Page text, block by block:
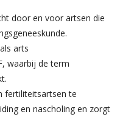
door en voor artsen die
arts
waarbij de term
fertiliteitsartsen te
en nascholing en zorgt